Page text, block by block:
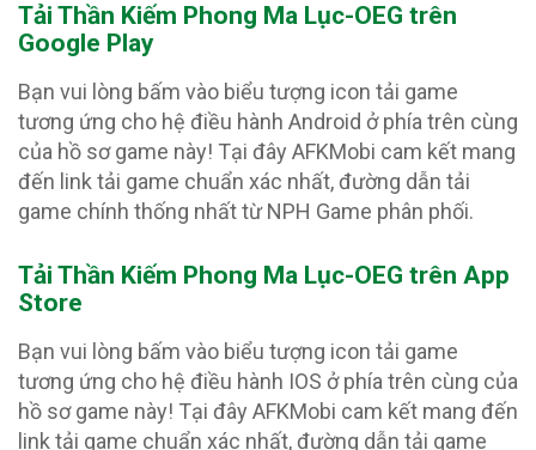
Tải Thần Kiếm Phong Ma Lục-OEG trên
Google Play
Bạn vui lòng bấm vào biểu tượng icon tải game
tương ứng cho hệ điều hành Android ở phía trên cùng
của hồ sơ game này! Tại đây AFKMobi cam kết mang
đến link tải game chuẩn xác nhất, đường dẫn tải
game chính thống nhất từ NPH Game phân phối.
Tải Thần Kiếm Phong Ma Lục-OEG trên App
Store
Bạn vui lòng bấm vào biểu tượng icon tải game
tương ứng cho hệ điều hành IOS ở phía trên cùng của
hồ sơ game này! Tại đây AFKMobi cam kết mang đến
link tải game chuẩn xác nhất, đường dẫn tải game